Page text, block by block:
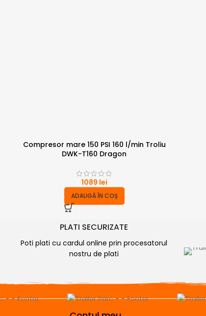
Compresor mare 150 PSI 160 l/min Troliu
DWK-T160 Dragon
1089 lei
ADAUGĂ ÎN COȘ
PLATI SECURIZATE
Poti plati cu cardul online prin procesatorul
nostru de plati